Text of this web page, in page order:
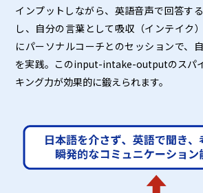
インプットしながら、英語音声で回答す
し、自分の言葉として吸収（インテイク
にパーソナルコーチとのセッションで、
を実践。このinput-intake-outputのスパ
キング力が効果的に鍛えられます。